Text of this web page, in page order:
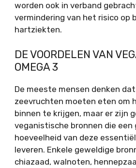
worden ook in verband
vermindering van het risico op
hartziekten.
DE VOORDELEN VAN
OMEGA 3
De meeste mensen denken
zeevruchten moeten eten om
binnen te krijgen, maar er zijn
veganistische bronnen die een
hoeveelheid van deze
leveren. Enkele geweldige
chiazaad, walnoten,